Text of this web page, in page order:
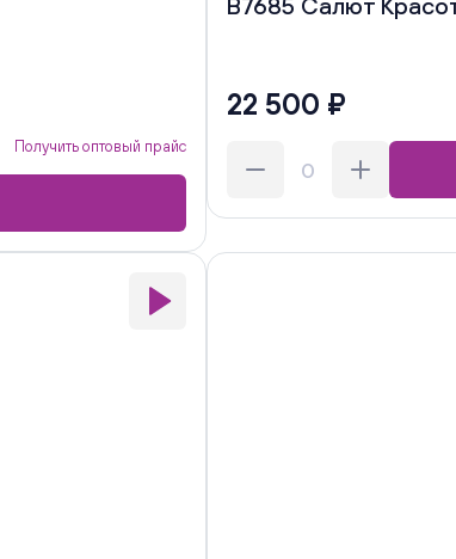
Получить оптовый прайс
В7685 Салют
22 500 ₽